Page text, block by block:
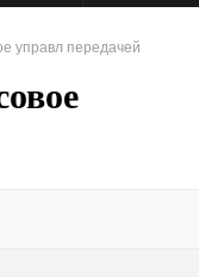
управл передачей